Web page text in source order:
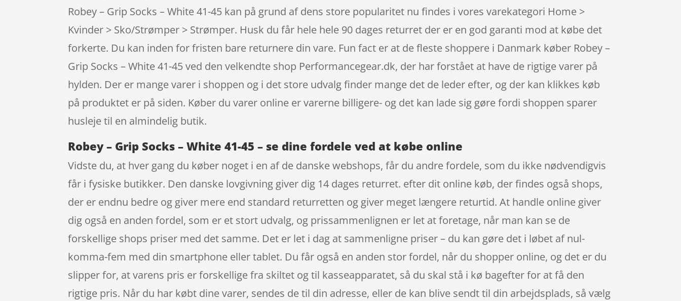
Robey – Grip Socks – White 41-45 kan på grund af dens store popularitet nu findes i vores varekategori Home >
Kvinder > Sko/Strømper > Strømper. Husk du får hele hele 90 dages returret der er en god garanti mod at købe det
forkerte. Du kan inden for fristen bare returnere din vare. Fun fact er at de fleste shoppere i Danmark køber Robey –
Grip Socks – White 41-45 ved den velkendte shop Performancegear.dk, der har forstået at have de rigtige varer på
hylden. Der er mange varer i shoppen og i det store udvalg finder mange det de leder efter, og der kan klikkes køb
på produktet er på siden. Køber du varer online er varerne billigere- og det kan lade sig gøre fordi shoppen sparer
husleje til en almindelig butik.
Robey – Grip Socks – White 41-45 – se dine fordele ved at købe online
Vidste du, at hver gang du køber noget i en af de danske webshops, får du andre fordele, som du ikke nødvendigvis
får i fysiske butikker. Den danske lovgivning giver dig 14 dages returret. efter dit online køb, der findes også shops,
der er endnu bedre og giver mere end standard returretten og giver meget længere returtid. At handle online giver
dig også en anden fordel, som er et stort udvalg, og prissammenlignen er let at foretage, når man kan se de
forskellige shops priser med det samme. Det er let i dag at sammenligne priser – du kan gøre det i løbet af nul-
komma-fem med din smartphone eller tablet. Du får også en anden stor fordel, når du shopper online, og det er du
slipper for, at varens pris er forskellige fra skiltet og til kasseapparatet, så du skal stå i kø bagefter for at få den
rigtige pris. Når du har købt dine varer, sendes de til din adresse, eller de kan blive sendt til din arbejdsplads, så vælg